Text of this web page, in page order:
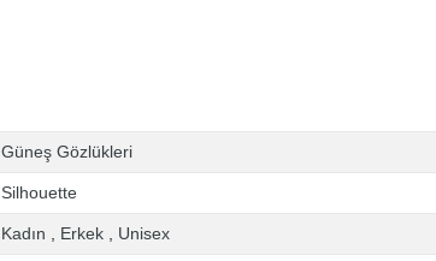
Güneş Gözlükleri
Silhouette
Kadın Erkek Unisex